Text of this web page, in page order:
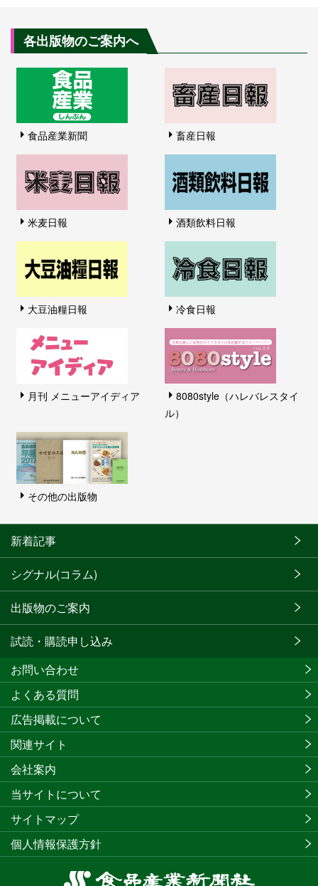
各出版物のご案内へ
食品産業新聞 畜産日報
米麦日報 酒類飲料日報
大豆油糧日報 冷食日報
月刊 メニューアイディア
8080style（ハレバレスタイ
ル）
その他の出版物
新着記事
シグナル(コラム)
出版物のご案内
試読・購読申し込み
食
お問い合わせ
よくある質問
広告掲載について
関連サイト
会社案内
当サイトについて
サイトマップ
個人情報保護方針